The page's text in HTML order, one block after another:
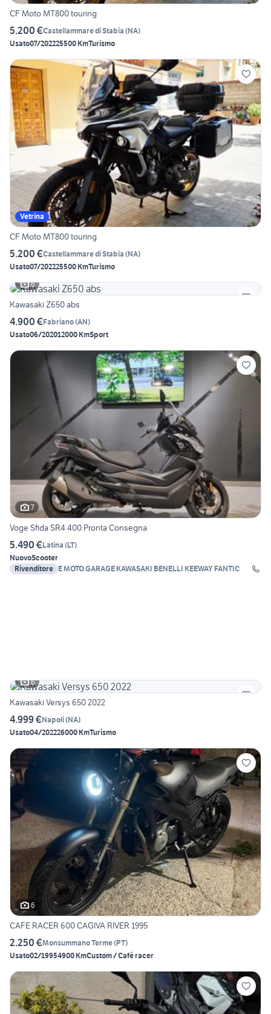
CF Moto MT800 touring
5.200 €Castellammare di Stabia (NA)
Usato07/202225500 KmTurismo
Vetrina
CF Moto MT800 touring
5.200 €Castellammare di Stabia (NA)
Usato07/202225500 KmTurismo
6
Kawasaki Z650 abs
4.900 €Fabriano(AN)
Usato06/202012000 KmSport
7
Voge Sfida SR4 400 Pronta Consegna
5.490 €Latina (LT)
NuovoScooter
Rivenditore E MOTO GARAGE KAWASAKI BENELLI KEEWAY FANTIC
6
Kawasaki Versys 650 2022
4.999 €Napoli(NA)
Usato04/202226000 KmTurismo
6
CAFE RACER 600 CAGIVA RIVER 1995
2.250 €Monsummano Terme(PT)
Usato02/19954900 KmCustom / Café racer